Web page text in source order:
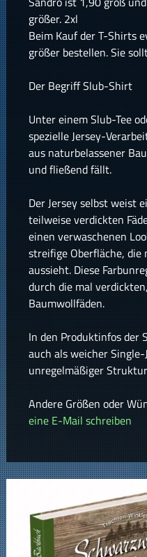
größer. 2xl
Beim Kauf der T-Shirts
größer bestellen. Sie
Der Begriff Slub-Shirt
Unter einem Slub-Tee
spezielle Jersey-
aus naturbelassener
und fließend fällt.
Der Jersey selbst weist
teilweise verdickten
einen verwaschenen
streifige Oberfläche,
aussieht. Diese
durch die mal
Baumwollfäden.
In den Produktinfos
auch als weicher
unregelmäßiger
Andere Größen oder
eine E-Mail schreiben